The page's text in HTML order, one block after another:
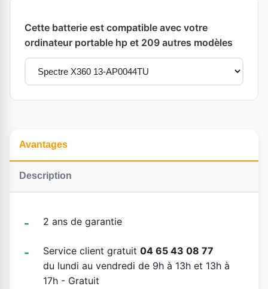
Cette batterie est compatible avec votre
ordinateur portable hp et 209 autres modèles
Avantages
Description
2 ans de garantie
Service client gratuit 04 65 43 08 77
du lundi au vendredi de 9h à 13h et 13h à
17h - Gratuit